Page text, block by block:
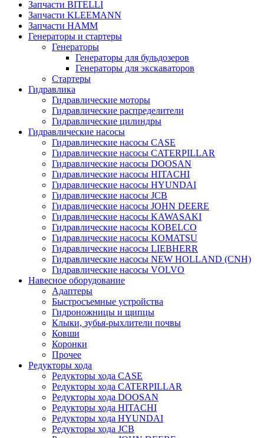
Запчасти BITELLI
Запчасти KLEEMANN
Запчасти HAMM
Генераторы и стартеры
Генераторы
Генераторы для бульдозеров
Генераторы для экскаваторов
Стартеры
Гидравлика
Гидравлические моторы
Гидравлические распределители
Гидравлические цилиндры
Гидравлические насосы
Гидравлические насосы CASE
Гидравлические насосы CATERPILLAR
Гидравлические насосы DOOSAN
Гидравлические насосы HITACHI
Гидравлические насосы HYUNDAI
Гидравлические насосы JCB
Гидравлические насосы JOHN DEERE
Гидравлические насосы KAWASAKI
Гидравлические насосы KOBELCO
Гидравлические насосы KOMATSU
Гидравлические насосы LIEBHERR
Гидравлические насосы NEW HOLLAND (CNH)
Гидравлические насосы VOLVO
Навесное оборудование
Адаптеры
Быстросъемные устройства
Гидроножницы и щипцы
Клыки, зубья-рыхлители почвы
Ковши
Коронки
Прочее
Редукторы хода
Редукторы хода CASE
Редукторы хода CATERPILLAR
Редукторы хода DOOSAN
Редукторы хода HITACHI
Редукторы хода HYUNDAI
Редукторы хода JCB